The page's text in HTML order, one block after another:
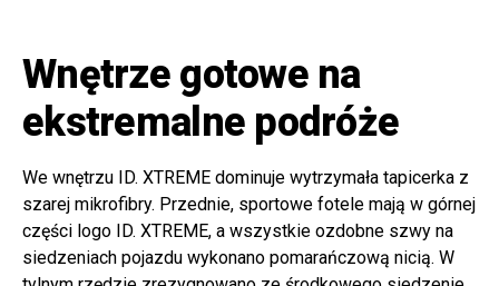
Wnętrze gotowe na
ekstremalne podróże
We wnętrzu ID. XTREME dominuje wytrzymała tapicerka z
szarej mikrofibry. Przednie, sportowe fotele mają w górnej
części logo ID. XTREME, a wszystkie ozdobne szwy na
siedzeniach pojazdu wykonano pomarańczową nicią. W